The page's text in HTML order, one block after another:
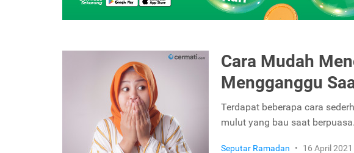
Cara Mudah
Mengganggu
Terdapat beberapa cara
mulut yang bau saat
Seputar Ramadan • 16 April 2021